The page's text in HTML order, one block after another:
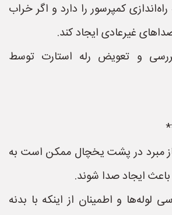
کمپرسور را دارد و اگر خراب
غیرعادی ایجاد کند.
و تعویض رله استارت توسط
مبرد در پشت یخچال ممکن است به
ایجاد صدا شوند.
و اطمینان از اینکه با بدنه